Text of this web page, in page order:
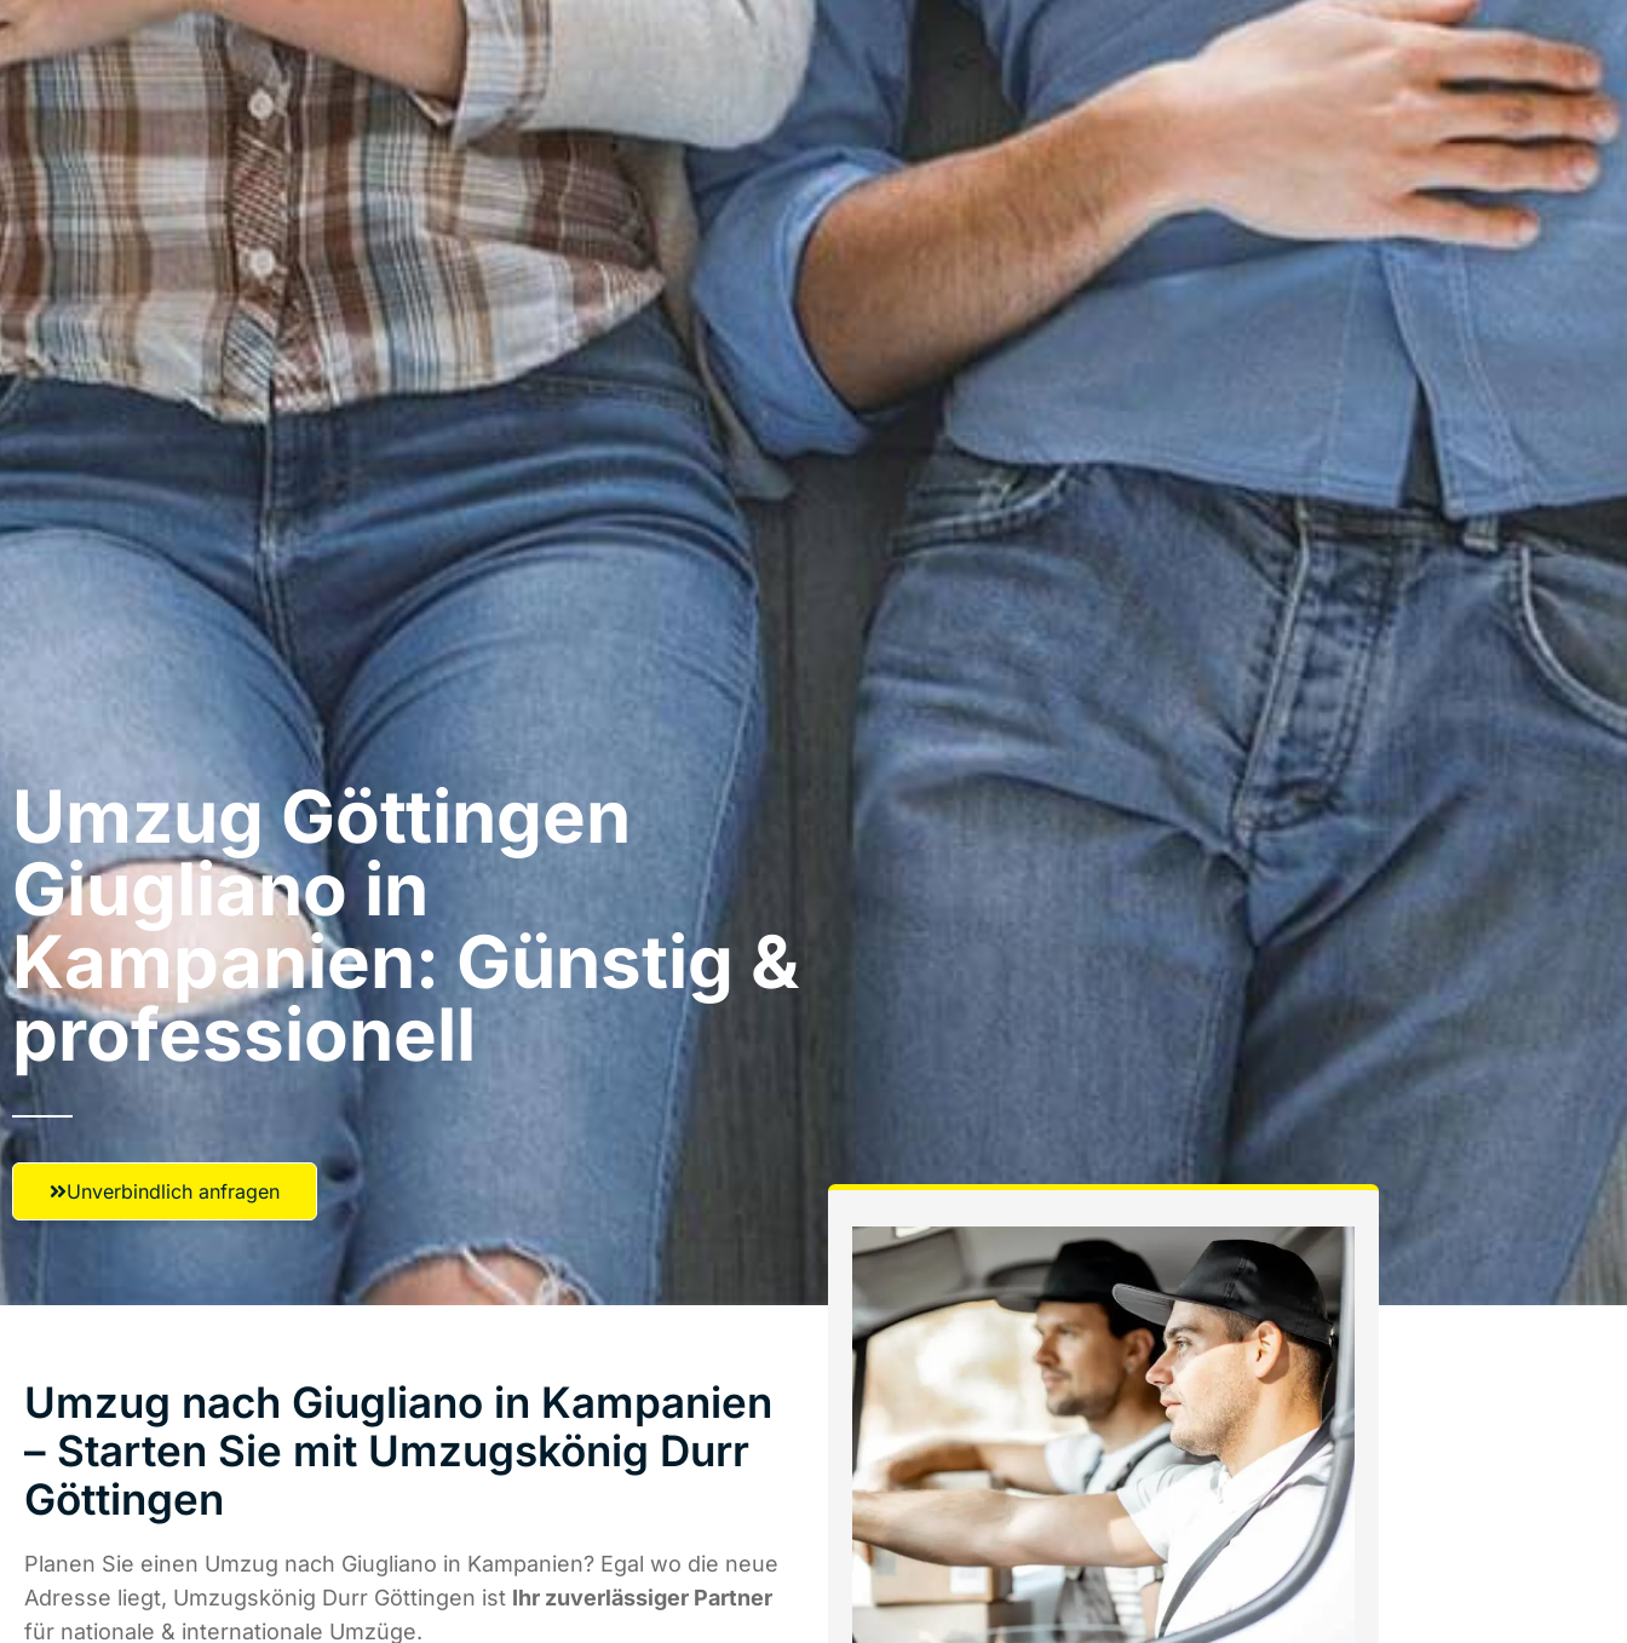
Umzug Göttingen​
Giugliano in
Kampanien: Günstig &
professionell​
Unverbindlich anfragen
Umzug nach Giugliano in Kampanien
– Starten Sie mit Umzugskönig Durr
Göttingen
Planen Sie einen Umzug nach Giugliano in Kampanien? Egal wo die neue
Adresse liegt, Umzugskönig Durr Göttingen ist Ihr zuverlässiger Partner
für nationale & internationale Umzüge.